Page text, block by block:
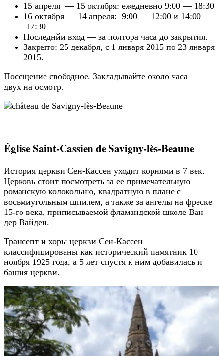
15 апреля — 15 октября: ежедневно 9:00 — 18:30
16 октября — 14 апреля: 9:00 — 12:00 и 14:00 —
17:30
Последнйи вход — за полтора часа до закрытия.
Закрыто: 25 декабря, с 1 января 2015 по 23 января
2015.
Посещение свободное. Закладывайте около часа —
двух на осмотр.
Église Saint-Cassien de Savigny-lès-Beaune
История церкви Сен-Кассен уходит корнями в 7 век.
Церковь стоит посмотреть за ее примечательную
романскую колокольню, квадратную в плане с
восьмиугольным шпилем, а также за ангелы на фреске
15-го века, приписываемой фламандской школе Ван
дер Вайден.
Трансепт и хоры церкви Сен-Кассен
классифицированы как исторический памятник 10
ноября 1925 года, а 5 лет спустя к ним добавилась и
башня церкви.